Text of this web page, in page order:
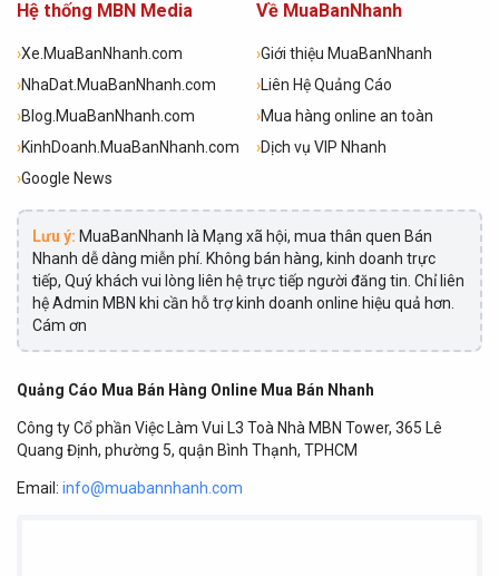
Hệ thống MBN Media
›Xe.MuaBanNhanh.com
›NhaDat.MuaBanNhanh.com
›Blog.MuaBanNhanh.com
›KinhDoanh.MuaBanNhanh.com
›Google News
Về MuaBanNhanh
›Giới thiệu MuaBanNhanh
›Liên Hệ Quảng Cáo
›Mua hàng online an toàn
›Dịch vụ VIP Nhanh
Lưu ý: MuaBanNhanh là Mạng xã hội, mua thân quen Bán
Nhanh dễ dàng miễn phí. Không bán hàng, kinh doanh trực
tiếp, Quý khách vui lòng liên hệ trực tiếp người đăng tin. Chỉ liên
hệ Admin MBN khi cần hỗ trợ kinh doanh online hiệu quả hơn.
Cám ơn
Quảng Cáo Mua Bán Hàng Online Mua Bán Nhanh
Công ty Cổ phần Việc Làm Vui L3 Toà Nhà MBN Tower, 365 Lê
Quang Định, phường 5, quận Bình Thạnh, TPHCM
Email: info@muabannhanh.com